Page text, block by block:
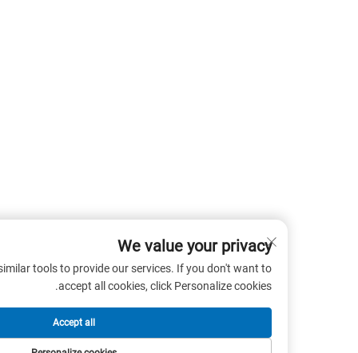
We value your privacy
cookies and similar tools to provide our services. If you don't want to
accept all cookies, click Personalize cookies.